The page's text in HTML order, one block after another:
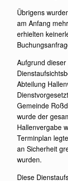
Übrigens
am Anfang
erhielten
Aufgrund
Abteilung
Gemeinde
wurde der
Hallenvergabe
Terminplan
an Sicherheit
wurden.
Diese